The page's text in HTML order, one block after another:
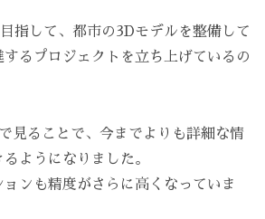
指して、都市の3Dモデルを整備して
るプロジェクトを立ち上げているの
見ることで、今までよりも詳細な情
ようになりました。
ンも精度がさらに高くなっていま